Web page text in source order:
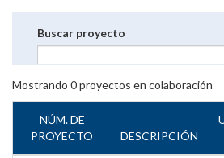
Buscar proyecto
Mostrando 0proyectos en colaboración
NÚM. DE
PROYECTO
DESCRIPCIÓN